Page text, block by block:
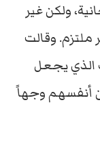
ولكن غير
ملتزم. وقالت
الذي يجعل
أنفسهم وجهاً